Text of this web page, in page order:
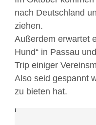
nach Deutschland
ziehen.
Außerdem erwartet
Hund“ in Passau
Trip einiger
Also seid gespannt
zu bieten hat.
des
Beitrags
akzeptieren
Sie
die
von
Facebook.